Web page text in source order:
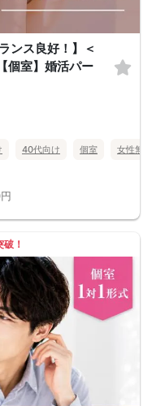
ンス良好！】＜
個室】婚活パー
40代向け 個室 女性無料
！